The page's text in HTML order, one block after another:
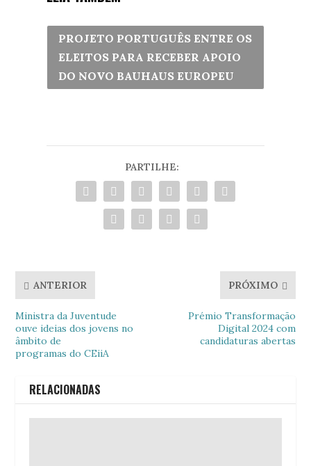
PROJETO PORTUGUÊS ENTRE OS
ELEITOS PARA RECEBER APOIO
DO NOVO BAUHAUS EUROPEU
PARTILHE:
ANTERIOR
Ministra da Juventude
ouve ideias dos jovens no
âmbito de
programas do CEiiA
PRÓXIMO
Prémio Transformação
Digital 2024 com
candidaturas abertas
RELACIONADAS